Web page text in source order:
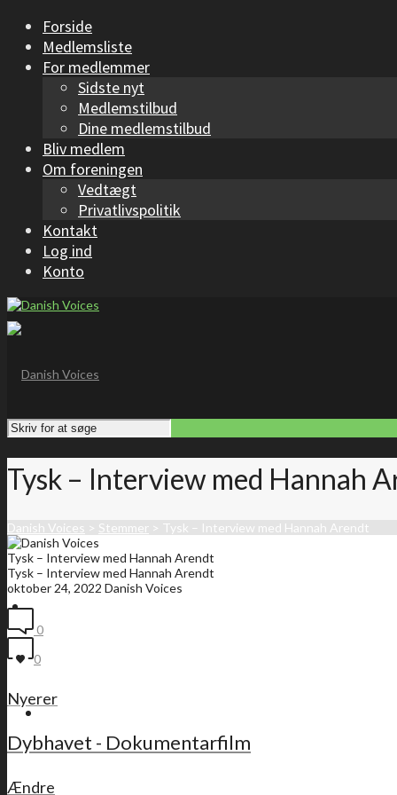
Forside
Medlemsliste
For medlemmer
Sidste nyt
Medlemstilbud
Dine medlemstilbud
Bliv medlem
Om foreningen
Vedtægt
Privatlivspolitik
Kontakt
Log ind
Konto
Forside
Medlemsliste
Tysk – Interview med Hannah
Danish Voices > Stemmer > Tysk – Interview med Hannah Arendt
Tysk – Interview med Hannah Arendt
Tysk – Interview med Hannah Arendt
oktober 24, 2022 Danish Voices
0
0
Nyerer
Dybhavet - Dokumentarfilm
Ændre